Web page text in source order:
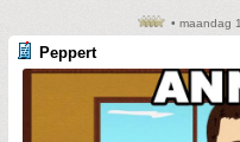
• maandag
Peppert